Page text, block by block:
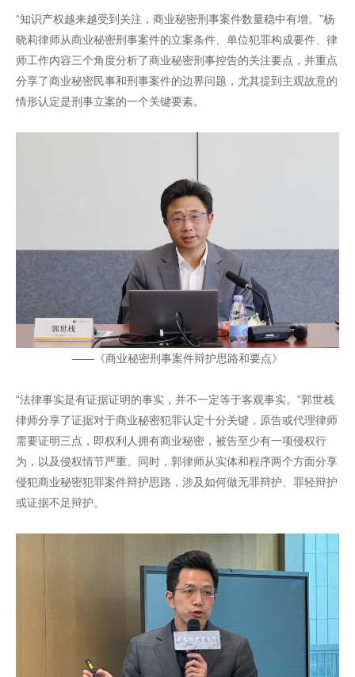
“知识产权越来越受到关注，商业秘密刑事案件数量稳中有增。”杨
晓莉律师从商业秘密刑事案件的立案条件、单位犯罪构成要件、律
师工作内容三个角度分析了商业秘密刑事控告的关注要点，并重点
分享了商业秘密民事和刑事案件的边界问题，尤其提到主观故意的
情形认定是刑事立案的一个关键要素。
——《商业秘密刑事案件辩护思路和要点》
“法律事实是有证据证明的事实，并不一定等于客观事实。”郭世栈
律师分享了证据对于商业秘密犯罪认定十分关键，原告或代理律师
需要证明三点，即权利人拥有商业秘密，被告至少有一项侵权行
为，以及侵权情节严重。同时，郭律师从实体和程序两个方面分享
侵犯商业秘密犯罪案件辩护思路，涉及如何做无罪辩护、罪轻辩护
或证据不足辩护。